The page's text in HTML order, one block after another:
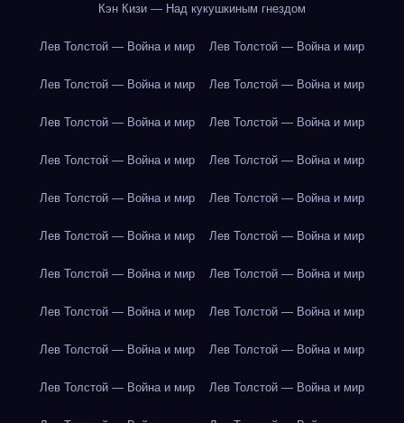
Кэн Кизи — Над кукушкиным гнездом
Лев Толстой — Война и мир Лев Толстой — Война и мир
Лев Толстой — Война и мир Лев Толстой — Война и мир
Лев Толстой — Война и мир Лев Толстой — Война и мир
Лев Толстой — Война и мир Лев Толстой — Война и мир
Лев Толстой — Война и мир Лев Толстой — Война и мир
Лев Толстой — Война и мир Лев Толстой — Война и мир
Лев Толстой — Война и мир Лев Толстой — Война и мир
Лев Толстой — Война и мир Лев Толстой — Война и мир
Лев Толстой — Война и мир Лев Толстой — Война и мир
Лев Толстой — Война и мир Лев Толстой — Война и мир